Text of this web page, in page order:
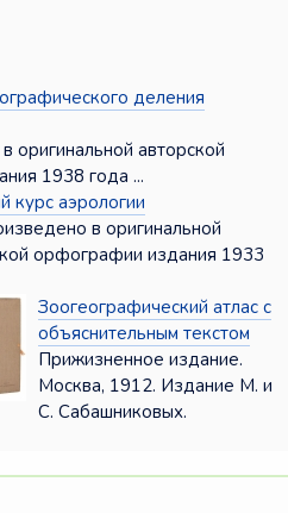
деления
оригинальной авторской
1938 года ...
курс аэрологии
в оригинальной
орфографии издания 1933
Зоогеографический атлас с
объяснительным текстом
Прижизненное издание.
Москва, 1912. Издание М. и
С. Сабашниковых.